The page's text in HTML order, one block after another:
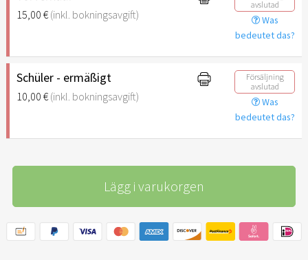
15,00 €(inkl. bokningsavgift)
avslutad
Was
bedeutet das?
Schüler - ermäßigt
10,00 €(inkl. bokningsavgift)
Försäljning
avslutad
Was
bedeutet das?
Lägg i varukorgen